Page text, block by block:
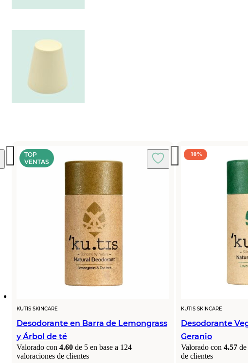
TOP
VENTAS
KUTIS SKINCARE
Desodorante en Barra de Lemongrass
y Árbol de té
Valorado con 4.60 de 5 en base a 124
valoraciones de clientes
-10%
KUTIS SKINCARE
Desodorante
Geranio
Valorado con 4.57 de
de clientes